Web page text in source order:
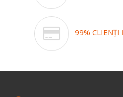
99% CLIENȚI